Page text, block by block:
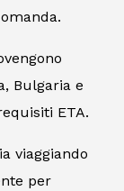
Bulgaria e
ETA.
viaggiando
per